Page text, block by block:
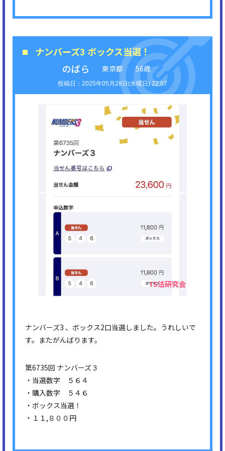
ナンバーズ3 ボックス当選！
のばら
東京都 56歳
2025年05月28日(水曜日) 22:07
ナンバーズ3 、ボックス2口当選しました。うれしいで
す。またがんばります。
第6735回 ナンバーズ３
・当選数字 ５６４
・購入数字 ５４６
・ボックス当選！
・１１,８００円